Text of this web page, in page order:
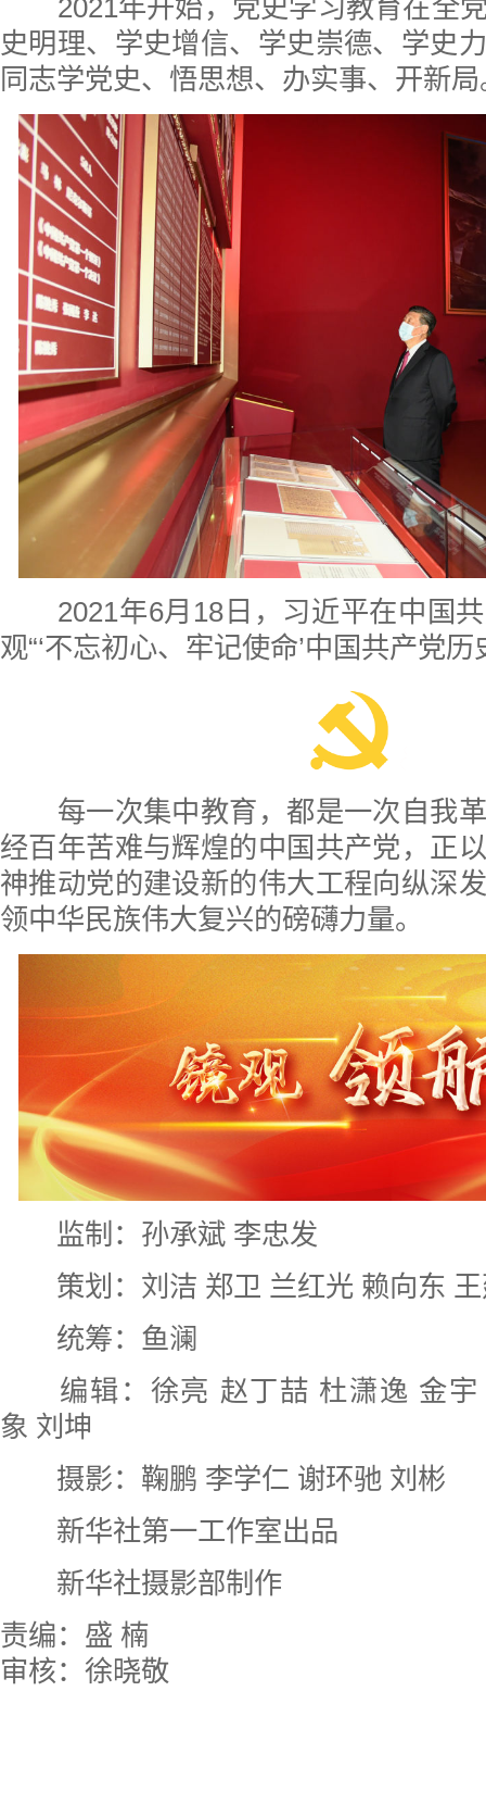
2021年开始，党史学习教育在全
史明理、学史增信、学史崇德、学史
同志学党史、悟思想、办实事、开新局
2021年6月18日，习近平在中国
观“‘不忘初心、牢记使命’中国共产党历
每一次集中教育，都是一次自我革
经百年苦难与辉煌的中国共产党，正
神推动党的建设新的伟大工程向纵深
领中华民族伟大复兴的磅礴力量。
监制：孙承斌 李忠发
策划：刘洁 郑卫 兰红光 赖向东
统筹：鱼澜
编辑：徐亮 赵丁喆 杜潇逸 金
象 刘坤
摄影：鞠鹏 李学仁 谢环驰 刘彬
新华社第一工作室出品
新华社摄影部制作
责编：盛 楠
审核：徐晓敬